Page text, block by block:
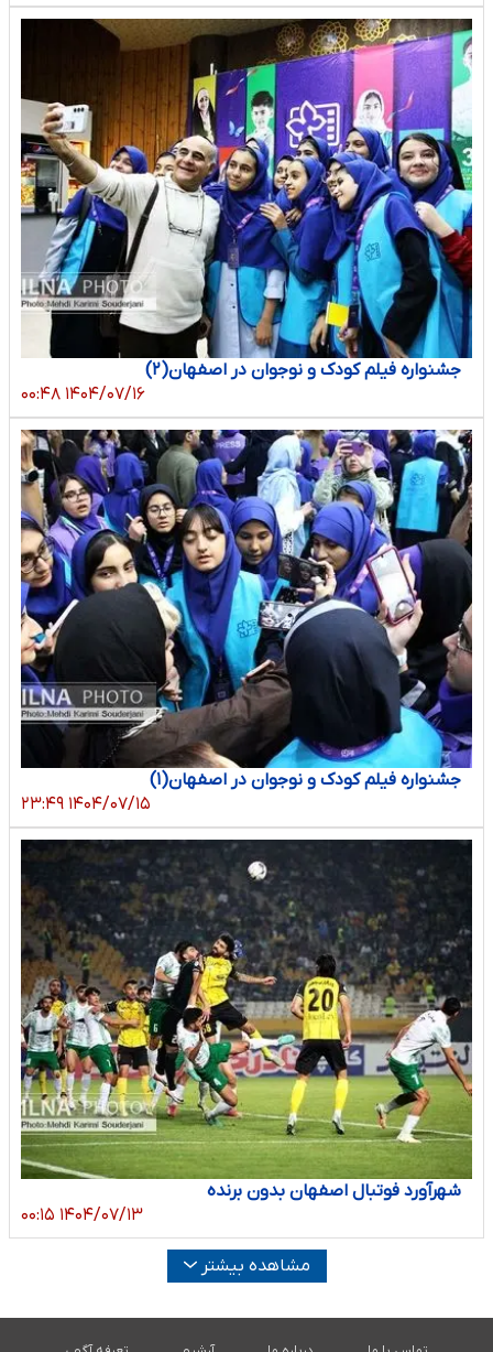
جشنواره فیلم کودک و نوجوان در اصفهان(۲)
۱۴۰۴/۰۷/۱۶ ۰۰:۴۸
جشنواره فیلم کودک و نوجوان در اصفهان(۱)
۱۴۰۴/۰۷/۱۵ ۲۳:۴۹
شهرآورد فوتبال اصفهان بدون برنده
۱۴۰۴/۰۷/۱۳ ۰۰:۱۵
مشاهده بیشتر